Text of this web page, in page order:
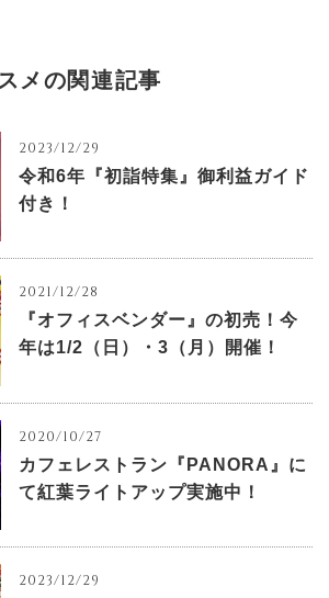
メの関連記事
2023/12/29
令和6年『初詣特集』御利益ガイド
付き！
2021/12/28
『オフィスベンダー』の初売！今
年は1/2（日）・3（月）開催！
2020/10/27
カフェレストラン『PANORA』に
て紅葉ライトアップ実施中！
2023/12/29